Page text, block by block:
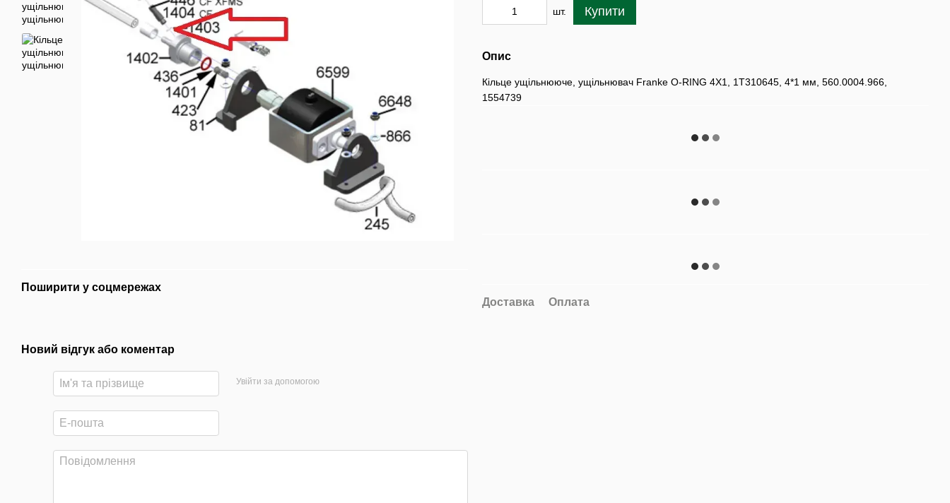
Поширити у соцмережах
Новий відгук або коментар
Увійти за допомогою
шт. Купити
Опис
Кільце ущільнююче, ущільнювач Franke O-RING 4X1, 1T310645, 4*1 мм, 560.0004.966,
1554739
Доставка Оплата